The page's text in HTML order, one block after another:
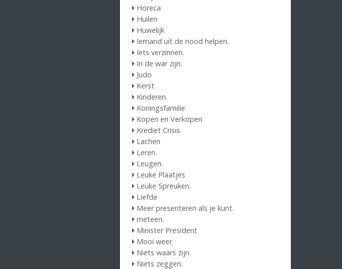
Horeca
Huilen
Huwelijk
Iemand uit de nood helpen.
Iets verzinnen.
In de war zijn.
Judo
Kerst
Kinderen.
Koningsfamilie
Kopen en Verkopen
Krediet Crisis
Lachen
Leren.
Leugen.
Leuke Plaatjes
Leuke Spreuken.
Liefde
Meer presenteren als je kunt.
meteen.
Minister President
Mooi weer.
Niets waars zijn.
Niets zeggen.